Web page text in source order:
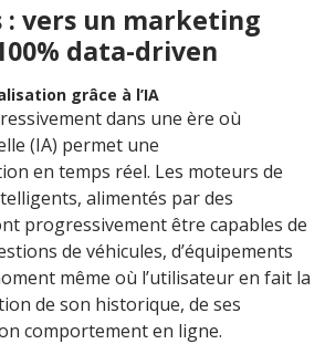
: vers un marketing
data-driven
grâce à l’IA
dans une ère où
(IA) permet une
en temps réel. Les moteurs de
alimentés par des
progressivement être capables de
de véhicules, d’équipements
même où l’utilisateur en fait la
de son historique, de ses
comportement en ligne.